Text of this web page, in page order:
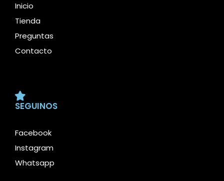
Inicio
Tienda
Preguntas
Contacto
SEGUINOS
Facebook
Instagram
Whatsapp